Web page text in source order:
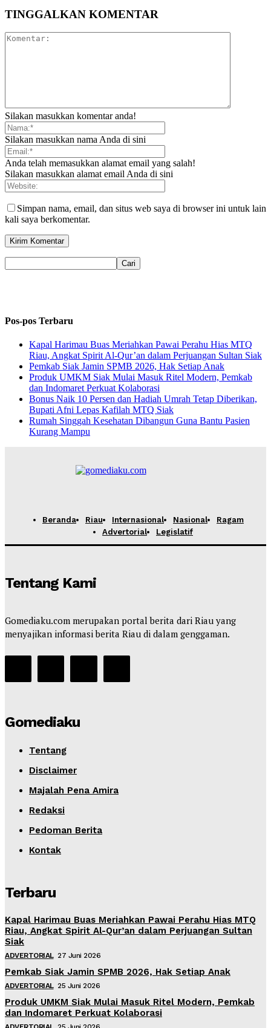
TINGGALKAN KOMENTAR
Silakan masukkan komentar anda!
Silakan masukkan nama Anda di sini
Anda telah memasukkan alamat email yang salah!
Silakan masukkan alamat email Anda di sini
Simpan nama, email, dan situs web saya di browser ini untuk lain
kali saya berkomentar.
Pos-pos Terbaru
Kapal Harimau Buas Meriahkan Pawai Perahu Hias MTQ
Riau, Angkat Spirit Al-Qur’an dalam Perjuangan Sultan Siak
Pemkab Siak Jamin SPMB 2026, Hak Setiap Anak
Produk UMKM Siak Mulai Masuk Ritel Modern, Pemkab
dan Indomaret Perkuat Kolaborasi
Bonus Naik 10 Persen dan Hadiah Umrah Tetap Diberikan,
Bupati Afni Lepas Kafilah MTQ Siak
Rumah Singgah Kesehatan Dibangun Guna Bantu Pasien
Kurang Mampu
Beranda Riau Internasional Nasional
Ragam
Advertorial
Legislatif
Tentang Kami
Gomediaku.com merupakan portal berita dari Riau yang
menyajikan informasi berita Riau di dalam genggaman.
Gomediaku
Tentang
Disclaimer
Majalah Pena Amira
Redaksi
Pedoman Berita
Kontak
Terbaru
Kapal Harimau Buas Meriahkan Pawai Perahu Hias MTQ
Riau, Angkat Spirit Al-Qur’an dalam Perjuangan Sultan
Siak
ADVERTORIAL 27 Juni 2026
Pemkab Siak Jamin SPMB 2026, Hak Setiap Anak
ADVERTORIAL 25 Juni 2026
Produk UMKM Siak Mulai Masuk Ritel Modern, Pemkab
dan Indomaret Perkuat Kolaborasi